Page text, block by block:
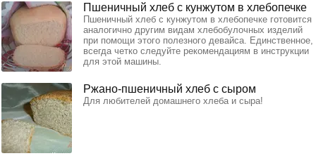
Пшеничный хлеб с кунжутом в хлебопечке
Пшеничный хлеб с кунжутом в хлебопечке готовится
аналогично другим видам хлебобулочных изделий
при помощи этого полезного девайса. Единственное,
всегда четко следуйте рекомендациям в инструкции
для этой машины.
Ржано-пшеничный хлеб с сыром
Для любителей домашнего хлеба и сыра!